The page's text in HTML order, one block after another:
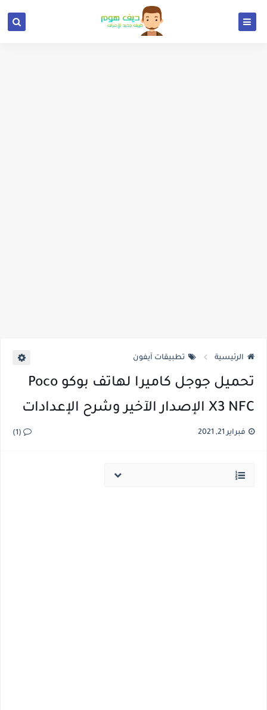
الرئيسية تطبيقات آيفون
تحميل جوجل كاميرا لهاتف بوكو Poco
X3 NFC الإصدار الآخير وشرح الإعدادات
فبراير 21, 2021 (1)